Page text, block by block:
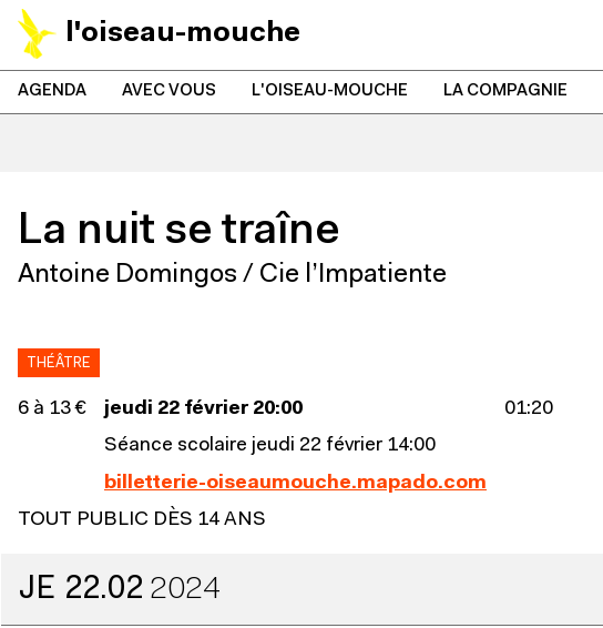
l'oiseau-mouche
AGENDA AVEC VOUS L'OISEAU-MOUCHE LA COMPAGNIE
La nuit se traîne
Antoine Domingos / Cie l’Impatiente
THÉÂTRE
6 à 13 €
jeudi 22 février 20:00
Séance scolaire jeudi 22 février 14:00
billetterie-oiseaumouche.mapado.com
01:20
TOUT PUBLIC DÈS 14 ANS
JE 22.02 2024